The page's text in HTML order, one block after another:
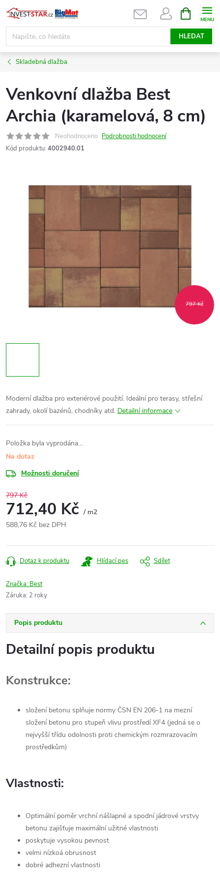
Přejít
na
obsah
HLEDAT
NÁKUPNÍ
KOŠÍK
Skladebná dlažba
Venkovní dlažba Best
Archia (karamelová, 8 cm)
Neohodnoceno Podrobnosti hodnocení
Kód produktu: 4002940.01
797 Kč
Moderní dlažba pro exteriérové použití. Ideální pro terasy, střešní
zahrady, okolí bazénů, chodníky atd. Detailní informace
Položka byla vyprodána…
Na dotaz
Možnosti doručení
797 Kč
712,40 Kč / m2
588,76 Kč bez DPH
cena:
Dotaz k produktu Hlídací pes Sdílet
Značka: Best
Záruka: 2 roky
Popis produktu
Detailní popis produktu
Konstrukce:
složení betonu splňuje normy ČSN EN 206-1 na mezní
složení betonu pro stupeň vlivu prostředí XF4 (jedná se o
nejvyšší třídu odolnosti proti chemickým rozmrazovacím
prostředkům)
Vlastnosti:
Optimální poměr vrchní nášlapné a spodní jádrové vrstvy
betonu zajišťuje maximální užitné vlastnosti
poskytuje vysokou pevnost
velmi nízkoá obrusnost
dobré adhezní vlastnosti